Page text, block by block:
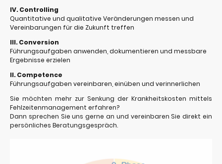
IV. Controlling
Quantitative und qualitative Veränderungen messen und
Vereinbarungen für die Zukunft treffen
III. Conversion
Führungsaufgaben anwenden, dokumentieren und messbare
Ergebnisse erzielen
II. Competence
Führungsaufgaben vereinbaren, einüben und verinnerlichen
Sie möchten mehr zur Senkung der Krankheitskosten mittels
Fehlzeitenmanagement erfahren?
Dann sprechen Sie uns gerne an und vereinbaren Sie direkt ein
persönliches Beratungsgespräch.